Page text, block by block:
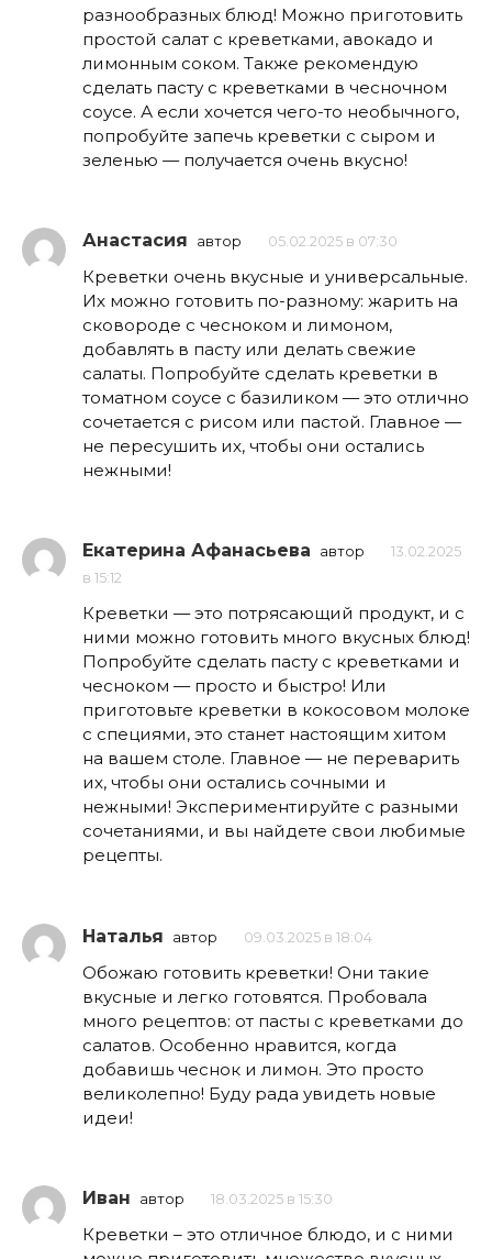
разнообразных блюд! Можно приготовить
простой салат с креветками, авокадо и
лимонным соком. Также рекомендую
сделать пасту с креветками в чесночном
соусе. А если хочется чего-то необычного,
попробуйте запечь креветки с сыром и
зеленью — получается очень вкусно!
Анастасия автор 05.02.2025 в 07:30
Креветки очень вкусные и универсальные.
Их можно готовить по-разному: жарить на
сковороде с чесноком и лимоном,
добавлять в пасту или делать свежие
салаты. Попробуйте сделать креветки в
томатном соусе с базиликом — это отлично
сочетается с рисом или пастой. Главное —
не пересушить их, чтобы они остались
нежными!
Екатерина Афанасьева автор
13.02.2025
в 15:12
Креветки — это потрясающий продукт, и с
ними можно готовить много вкусных блюд!
Попробуйте сделать пасту с креветками и
чесноком — просто и быстро! Или
приготовьте креветки в кокосовом молоке
с специями, это станет настоящим хитом
на вашем столе. Главное — не переварить
их, чтобы они остались сочными и
нежными! Экспериментируйте с разными
сочетаниями, и вы найдете свои любимые
рецепты.
Наталья автор 09.03.2025 в 18:04
Обожаю готовить креветки! Они такие
вкусные и легко готовятся. Пробовала
много рецептов: от пасты с креветками до
салатов. Особенно нравится, когда
добавишь чеснок и лимон. Это просто
великолепно! Буду рада увидеть новые
идеи!
Иван автор 18.03.2025 в 15:30
Креветки – это отличное блюдо, и с ними